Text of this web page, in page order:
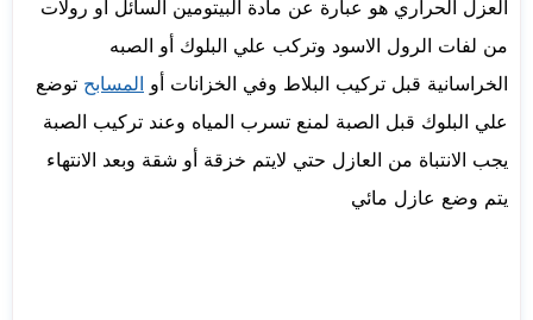
العزل الحراري هو عبارة عن مادة البيتومين السائل أو رولات
من لفات الرول الاسود وتركب علي البلوك أو الصبه
الخراسانية قبل تركيب البلاط وفي الخزانات أو المسابح توضع
علي البلوك قبل الصبة لمنع تسرب المياه وعند تركيب الصبة
يجب الانتباة من العازل حتي لايتم خزقة أو شقة وبعد الانتهاء
يتم وضع عازل مائي